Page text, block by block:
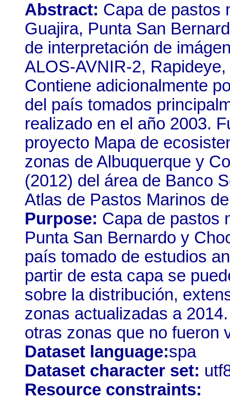
Abstract: Capa de pastos
Guajira, Punta San
de interpretación de
ALOS-AVNIR-2,
Contiene adicionalmente
del país tomados
realizado en el año 2003.
proyecto Mapa de
zonas de Albuquerque y
(2012) del área de Banco
Atlas de Pastos Marinos
Purpose: Capa de pastos
Punta San Bernardo y
país tomado de estudios
partir de esta capa se
sobre la distribución,
zonas actualizadas a
otras zonas que no fueron
Dataset language:spa
Dataset character set:
Resource constraints: